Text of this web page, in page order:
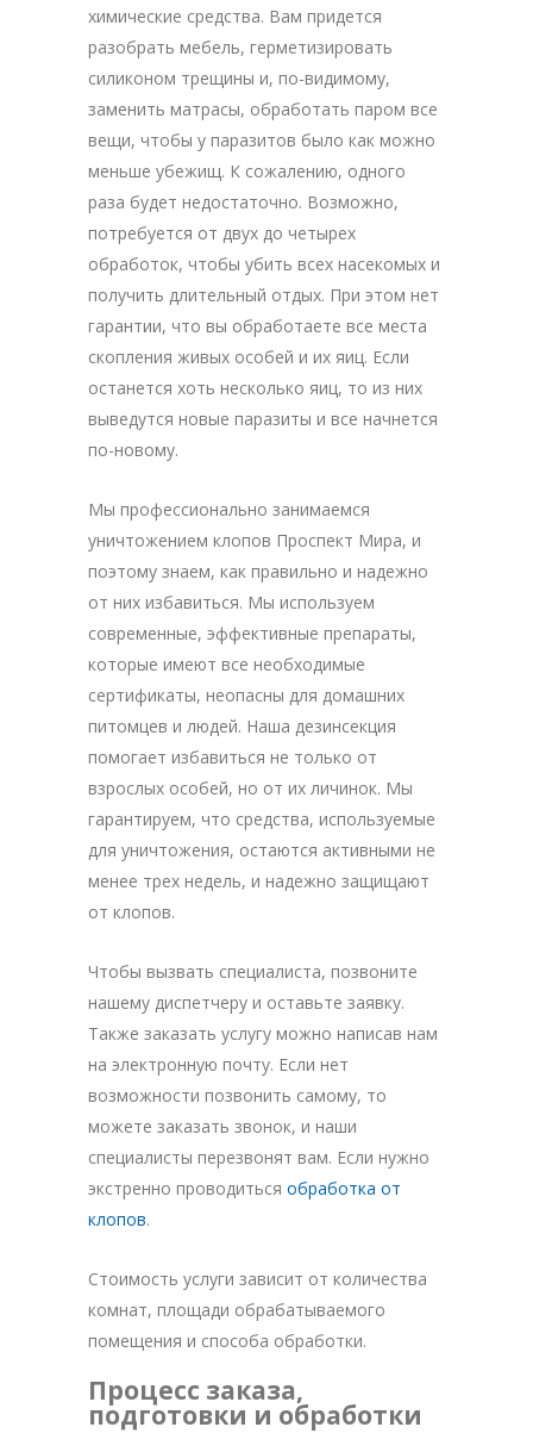
химические средства. Вам придется
разобрать мебель, герметизировать
силиконом трещины и, по-видимому,
заменить матрасы, обработать паром все
вещи, чтобы у паразитов было как можно
меньше убежищ. К сожалению, одного
раза будет недостаточно. Возможно,
потребуется от двух до четырех
обработок, чтобы убить всех насекомых и
получить длительный отдых. При этом нет
гарантии, что вы обработаете все места
скопления живых особей и их яиц. Если
останется хоть несколько яиц, то из них
выведутся новые паразиты и все начнется
по-новому.
Мы профессионально занимаемся
уничтожением клопов Проспект Мира, и
поэтому знаем, как правильно и надежно
от них избавиться. Мы используем
современные, эффективные препараты,
которые имеют все необходимые
сертификаты, неопасны для домашних
питомцев и людей. Наша дезинсекция
помогает избавиться не только от
взрослых особей, но от их личинок. Мы
гарантируем, что средства, используемые
для уничтожения, остаются активными не
менее трех недель, и надежно защищают
от клопов.
Чтобы вызвать специалиста, позвоните
нашему диспетчеру и оставьте заявку.
Также заказать услугу можно написав нам
на электронную почту. Если нет
возможности позвонить самому, то
можете заказать звонок, и наши
специалисты перезвонят вам. Если нужно
экстренно проводиться обработка от
клопов.
Стоимость услуги зависит от количества
комнат, площади обрабатываемого
помещения и способа обработки.
Процесс заказа,
подготовки и обработки